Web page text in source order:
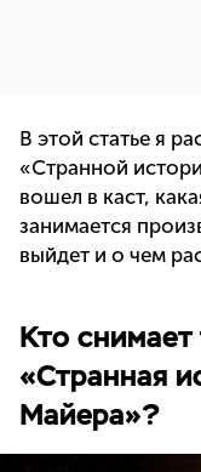
В этой статье я
«Странной
вошел в каст,
занимается
выйдет и о чем
Кто
«Странная
Майера»?